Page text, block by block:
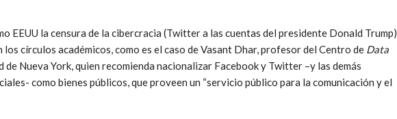
EEUU la censura de la cibercracia (Twitter a las cuentas del presidente Donald Trump)
los círculos académicos, como es el caso de Vasant Dhar, profesor del Centro de Data
de Nueva York, quien recomienda nacionalizar Facebook y Twitter –y las demás
como bienes públicos, que proveen un “servicio público para la comunicación y el